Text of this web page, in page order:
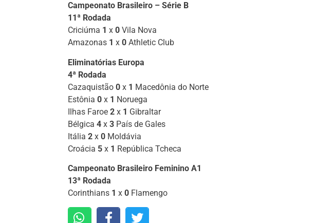
Campeonato Brasileiro – Série B
11ª Rodada
Criciúma 1 x 0 Vila Nova
Amazonas 1 x 0 Athletic Club
Eliminatórias Europa
4ª Rodada
Cazaquistão 0 x 1 Macedônia do Norte
Estônia 0 x 1 Noruega
Ilhas Faroe 2 x 1 Gibraltar
Bélgica 4 x 3 País de Gales
Itália 2 x 0 Moldávia
Croácia 5 x 1 República Tcheca
Campeonato Brasileiro Feminino A1
13ª Rodada
Corinthians 1 x 0 Flamengo